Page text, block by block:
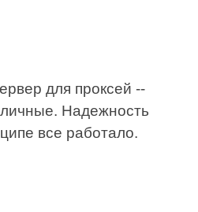
для проксей --
Надежность
все работало.